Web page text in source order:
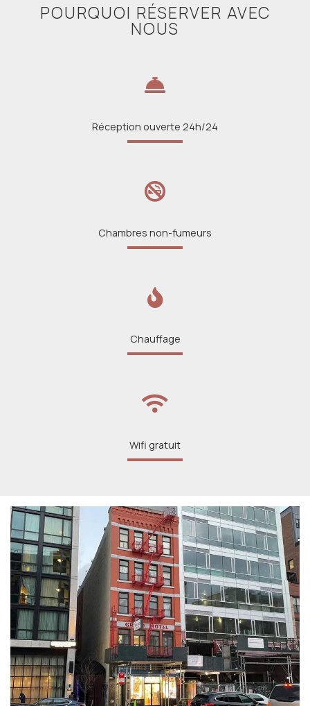
POURQUOI RÉSERVER AVEC
NOUS
Réception ouverte 24h/24
Chambres non-fumeurs
Chauffage
Wifi gratuit